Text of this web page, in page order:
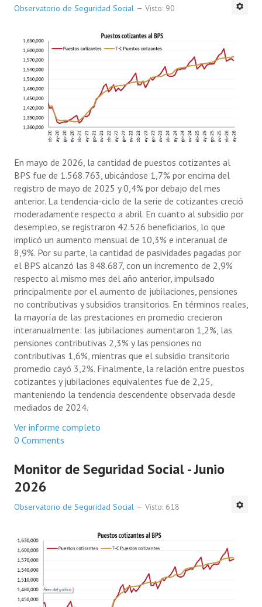
Observatorio de Seguridad Social Visto: 90
En mayo de 2026, la cantidad de puestos cotizantes al
BPS fue de 1.568.763, ubicándose 1,7% por encima del
registro de mayo de 2025 y 0,4% por debajo del mes
anterior. La tendencia-ciclo de la serie de cotizantes creció
moderadamente respecto a abril. En cuanto al subsidio por
desempleo, se registraron 42.526 beneficiarios, lo que
implicó un aumento mensual de 10,3% e interanual de
8,9%. Por su parte, la cantidad de pasividades pagadas por
el BPS alcanzó las 848.687, con un incremento de 2,9%
respecto al mismo mes del año anterior, impulsado
principalmente por el aumento de jubilaciones, pensiones
no contributivas y subsidios transitorios. En términos reales,
la mayoría de las prestaciones en promedio crecieron
interanualmente: las jubilaciones aumentaron 1,2%, las
pensiones contributivas 2,3% y las pensiones no
contributivas 1,6%, mientras que el subsidio transitorio
promedio cayó 3,2%. Finalmente, la relación entre puestos
cotizantes y jubilaciones equivalentes fue de 2,25,
manteniendo la tendencia descendente observada desde
mediados de 2024.
Ver informe completo
0 Comments
Monitor de Seguridad Social - Junio
2026
Observatorio de Seguridad Social Visto: 618